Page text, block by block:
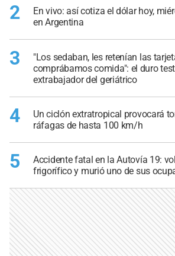
2
En vivo: así cotiza el dólar hoy,
en Argentina
3
"Los sedaban, les retenían las
comprábamos comida": el duro
extrabajador del geriátrico
4
Un ciclón extratropical provocará
ráfagas de hasta 100 km/h
5
Accidente fatal en la Autovía 19:
frigorífico y murió uno de sus